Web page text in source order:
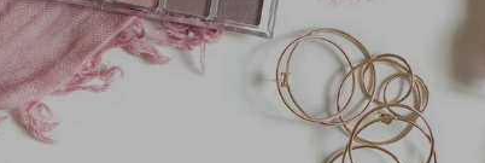
pažeisti trapesnius paviršius.